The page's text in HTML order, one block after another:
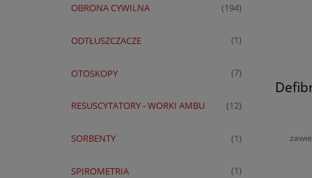
OBRONA CYWILNA (194)
ODTŁUSZCZACZE (1)
OTOSKOPY (7)
RESUSCYTATORY - WORKI AMBU (12)
SORBENTY (1)
SPIROMETRIA (1)